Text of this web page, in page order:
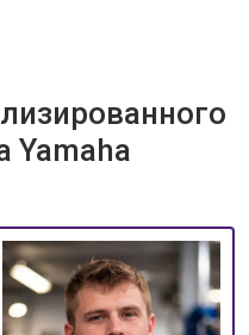
Yamaha